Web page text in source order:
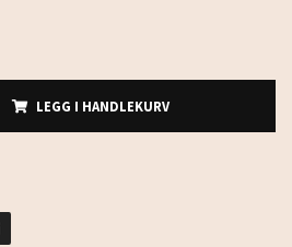
LEGG I HANDLEKURV